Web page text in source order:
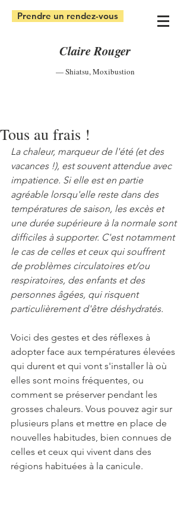
Prendre un rendez-vous
Claire Rouger
— Shiatsu,Moxibustion
Tous au frais !
La chaleur, marqueur de l'été (et des
vacances !), est souvent attendue avec
impatience. Si elle est en partie
agréable lorsqu'elle reste dans des
températures de saison, les excès et
une durée supérieure à la normale sont
difficiles à supporter. C'est notamment
le cas de celles et ceux qui souffrent
de problèmes circulatoires et/ou
respiratoires, des enfants et des
personnes âgées, qui risquent
particulièrement d'être déshydratés.
Voici des gestes et des réflexes à
adopter face aux températures élevées
qui durent et qui vont s'installer là où
elles sont moins fréquentes, ou
comment se préserver pendant les
grosses chaleurs. Vous pouvez agir sur
plusieurs plans et mettre en place de
nouvelles habitudes, bien connues de
celles et ceux qui vivent dans des
régions habituées à la canicule.